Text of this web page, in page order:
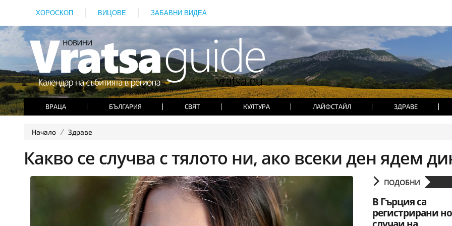
ХОРОСКОП ВИЦОВЕ ЗАБАВНИ ВИДЕА
ВРАЦА БЪЛГАРИЯ СВЯТ КУЛТУРА ЛАЙФСТАЙЛ ЗДРАВЕ
Начало Здраве
Какво се случва с тялото ни, ако всеки ден ядем
ПОДОБНИ
В Гърция са
регистрирани